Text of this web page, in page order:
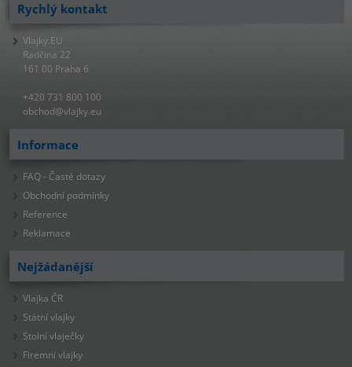
Rychlý kontakt
Vlajky.EU
Radčina 22
161 00 Praha 6
+420 731 800 100
obchod@vlajky.eu
Informace
FAQ - Časté dotazy
Obchodní podmínky
Reference
Reklamace
Nejžádanější
Vlajka ČR
Státní vlajky
Stolní vlaječky
Firemní vlajky